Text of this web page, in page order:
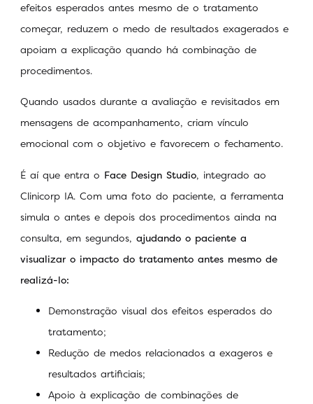
efeitos esperados antes mesmo de o tratamento
começar, reduzem o medo de resultados exagerados e
apoiam a explicação quando há combinação de
procedimentos.
Quando usados durante a avaliação e revisitados em
mensagens de acompanhamento, criam vínculo
emocional com o objetivo e favorecem o fechamento.
É aí que entra o Face Design Studio, integrado ao
Clinicorp IA. Com uma foto do paciente, a ferramenta
simula o antes e depois dos procedimentos ainda na
consulta, em segundos, ajudando o paciente a
visualizar o impacto do tratamento antes mesmo de
realizá-lo:
Demonstração visual dos efeitos esperados do
tratamento;
Redução de medos relacionados a exageros e
resultados artificiais;
Apoio à explicação de combinações de